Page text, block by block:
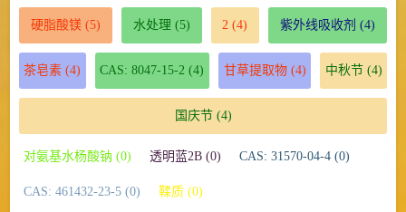
硬脂酸镁(5) 水处理 (5) 2 (4) 紫外线吸收剂 (4)
茶皂素 (4) CAS: 8047-15-2 (4) 甘草提取物(4) 中秋节(4)
国庆节(4)
对氨基水杨酸钠 (0) 透明蓝2B (0) CAS: 31570-04-4 (0)
CAS: 461432-23-5 (0) 鞣质 (0)